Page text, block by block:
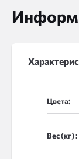
Цвета:
Вес (кг) :